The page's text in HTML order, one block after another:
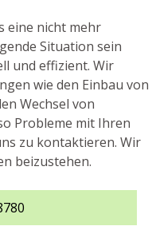
eine nicht mehr
Situation sein
und effizient. Wir
wie den Einbau von
Wechsel von
Probleme mit Ihren
zu kontaktieren. Wir
beizustehen.